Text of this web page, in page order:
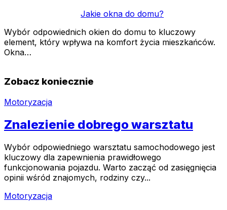
Jakie okna do domu?
Wybór odpowiednich okien do domu to kluczowy
element, który wpływa na komfort życia mieszkańców.
Okna…
Zobacz koniecznie
Motoryzacja
Znalezienie dobrego warsztatu
Wybór odpowiedniego warsztatu samochodowego jest
kluczowy dla zapewnienia prawidłowego
funkcjonowania pojazdu. Warto zacząć od zasięgnięcia
opinii wśród znajomych, rodziny czy...
Motoryzacja